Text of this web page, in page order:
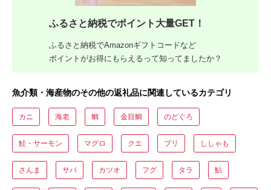
ふるさと納税でポイント大量GET！
ふるさと納税でAmazonギフトコードなど
ポイントがお得にもらえるって知ってましたか？
魚介類・海産物のその他の返礼品に関連しているカテゴリ
カニ 海老 鯛 金目鯛 のどぐろ
鮭・サーモン マグロ クエ ブリ ししゃも
さんま サバ カツオ フグ タラ 鮎